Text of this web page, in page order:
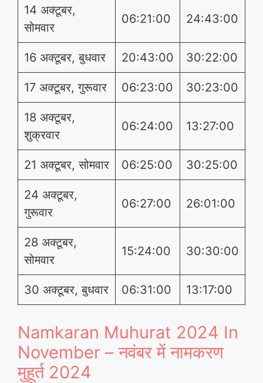
14 अक्टूबर,
सोमवार
06:21:00 24:43:00
16 अक्टूबर, बुधवार 20:43:00 30:22:00
17 अक्टूबर, गुरूवार 06:23:00 30:23:00
18 अक्टूबर,
शुक्रवार
06:24:00 13:27:00
21 अक्टूबर, सोमवार 06:25:00 30:25:00
24 अक्टूबर,
गुरूवार
06:27:00 26:01:00
28 अक्टूबर,
सोमवार
15:24:00 30:30:00
30 अक्टूबर, बुधवार 06:31:00 13:17:00
Namkaran Muhurat 2024 In
November – नवंबर में नामकरण
मुहूर्त 2024